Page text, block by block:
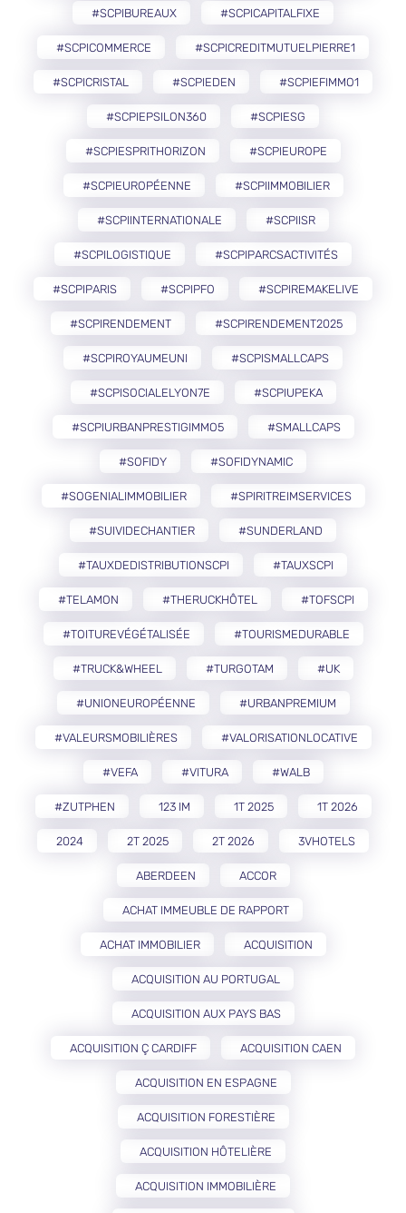
#SCPIBUREAUX #SCPICAPITALFIXE
#SCPICOMMERCE #SCPICREDITMUTUELPIERRE1
#SCPICRISTAL #SCPIEDEN #SCPIEFIMMO1
#SCPIEPSILON360 #SCPIESG
#SCPIESPRITHORIZON #SCPIEUROPE
#SCPIEUROPÉENNE #SCPIIMMOBILIER
#SCPIINTERNATIONALE #SCPIISR
#SCPILOGISTIQUE #SCPIPARCSACTIVITÉS
#SCPIPARIS #SCPIPFO #SCPIREMAKELIVE
#SCPIRENDEMENT #SCPIRENDEMENT2025
#SCPIROYAUMEUNI #SCPISMALLCAPS
#SCPISOCIALELYON7E #SCPIUPEKA
#SCPIURBANPRESTIGIMMO5 #SMALLCAPS
#SOFIDY #SOFIDYNAMIC
#SOGENIALIMMOBILIER #SPIRITREIMSERVICES
#SUIVIDECHANTIER #SUNDERLAND
#TAUXDEDISTRIBUTIONSCPI #TAUXSCPI
#TELAMON #THERUCKHÔTEL #TOFSCPI
#TOITUREVÉGÉTALISÉE #TOURISMEDURABLE
#TRUCK&WHEEL #TURGOTAM #UK
#UNIONEUROPÉENNE #URBANPREMIUM
#VALEURSMOBILIÈRES #VALORISATIONLOCATIVE
#VEFA #VITURA #WALB
#ZUTPHEN 123 IM 1T 2025 1T 2026
2024 2T 2025 2T 2026 3VHOTELS
ABERDEEN ACCOR
ACHAT IMMEUBLE DE RAPPORT
ACHAT IMMOBILIER ACQUISITION
ACQUISITION AU PORTUGAL
ACQUISITION AUX PAYS BAS
ACQUISITION Ç CARDIFF ACQUISITION CAEN
ACQUISITION EN ESPAGNE
ACQUISITION FORESTIÈRE
ACQUISITION HÔTELIÈRE
ACQUISITION IMMOBILIÈRE